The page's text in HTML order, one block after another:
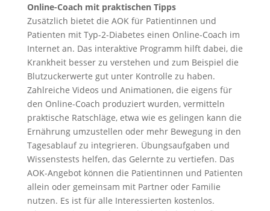
Online-Coach mit praktischen Tipps
Zusätzlich bietet die AOK für Patientinnen und
Patienten mit Typ-2-Diabetes einen Online-Coach im
Internet an. Das interaktive Programm hilft dabei, die
Krankheit besser zu verstehen und zum Beispiel die
Blutzuckerwerte gut unter Kontrolle zu haben.
Zahlreiche Videos und Animationen, die eigens für
den Online-Coach produziert wurden, vermitteln
praktische Ratschläge, etwa wie es gelingen kann die
Ernährung umzustellen oder mehr Bewegung in den
Tagesablauf zu integrieren. Übungsaufgaben und
Wissenstests helfen, das Gelernte zu vertiefen. Das
AOK-Angebot können die Patientinnen und Patienten
allein oder gemeinsam mit Partner oder Familie
nutzen. Es ist für alle Interessierten kostenlos.